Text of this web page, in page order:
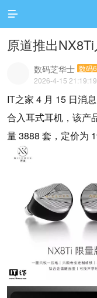
访问电脑版

原道推出
数码芝华士 数码
2026-4-15 21:19:19
IT之家 4 月 15 日消
合入耳式耳机，该产
量 3888 套，定价为